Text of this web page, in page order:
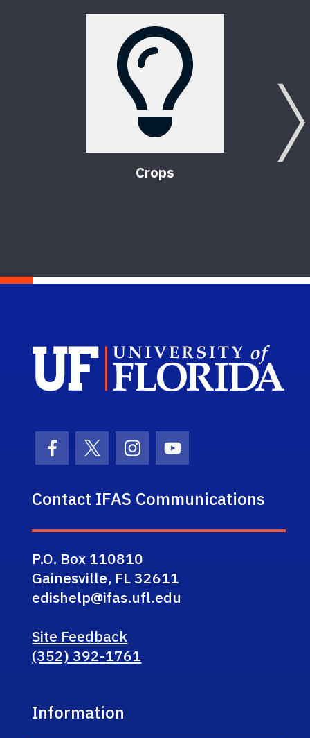
Crops
Facebook Icon
Twitter IconInstagram Icon
Youtube Icon
Contact IFAS Communications
P.O. Box 110810
Gainesville, FL 32611
edishelp@ifas.ufl.edu
Site Feedback
(352) 392-1761
Information